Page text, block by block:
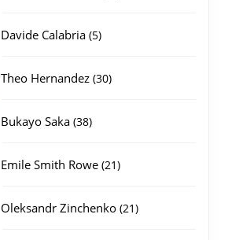
Davide Calabria 55
Theo Hernandez 3030
Bukayo Saka 3838
Emile Smith Rowe 2121
Oleksandr Zinchenko 2121